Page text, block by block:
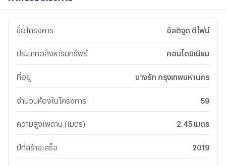
ชื่อโครงการ อัลติจูด ดีไฟน์
ประเภทอสังหาริมทรัพย์ คอนโดมิเนียม
ที่อยู่ บางรัก กรุงเทพมหานคร
จำนวนห้องในโครงการ 59
ความสูงเพดาน (เมตร) 2.45 เมตร
ปีที่สร้างเสร็จ 2019